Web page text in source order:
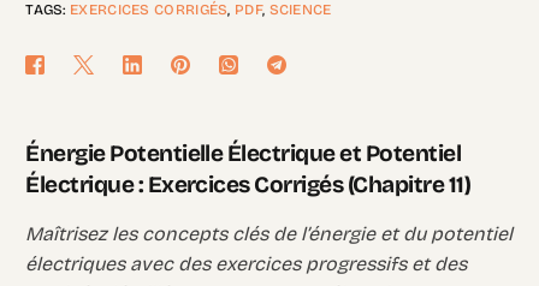
TAGS: EXERCICES CORRIGÉS, PDF, SCIENCE
Énergie Potentielle Électrique et Potentiel
Électrique : Exercices Corrigés (Chapitre 11)
Maîtrisez les concepts clés de l’énergie et du potentiel
électriques avec des exercices progressifs et des